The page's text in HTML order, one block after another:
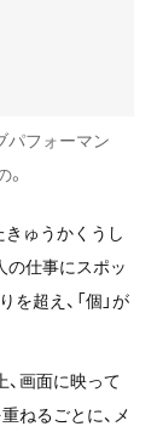
パフォーマン
ゅうかくうし
の仕事にスポッ
超え、「個」が
画面に映って
ねるごとに、メ